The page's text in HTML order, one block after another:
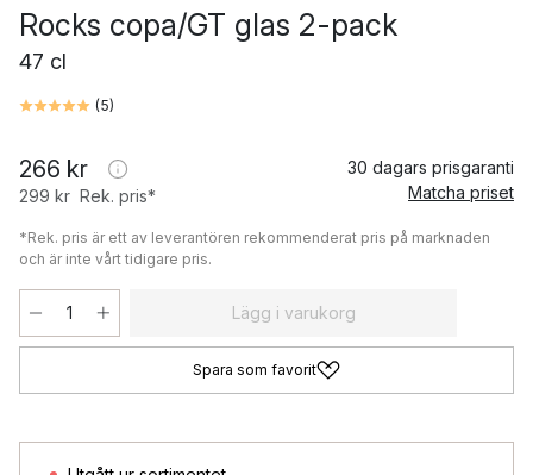
Rocks copa/GT glas 2-pack
47 cl
(5)
266 kr
299 kr Rek. pris*
30 dagars prisgaranti
Matcha priset
*Rek. pris är ett av leverantören rekommenderat pris på marknaden
och är inte vårt tidigare pris.
Lägg i varukorg
Spara som favorit